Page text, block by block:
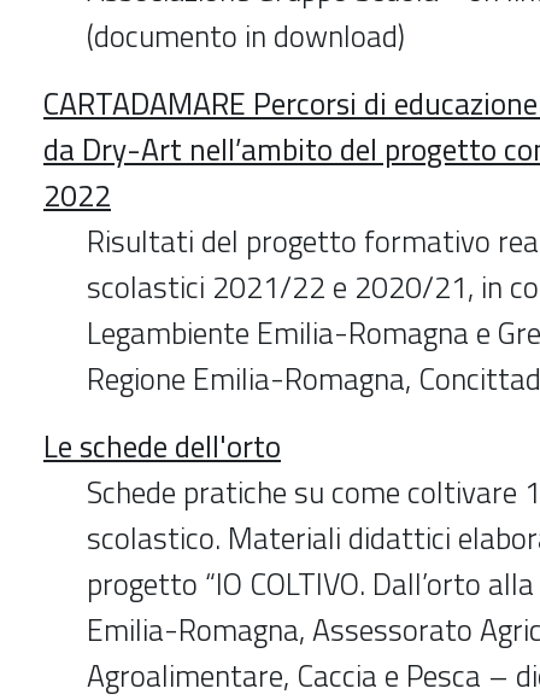
(documento in download)
CARTADAMARE Percorsi di
da Dry-Art nell’ambito del progetto
2022
Risultati del progetto formativo
scolastici 2021/22 e 2020/21, in
Legambiente Emilia-Romagna e
Regione Emilia-Romagna,
Le schede dell'orto
Schede pratiche su come coltivare
scolastico. Materiali didattici
progetto “IO COLTIVO. Dall’orto
Emilia-Romagna, Assessorato
Agroalimentare, Caccia e Pesca –